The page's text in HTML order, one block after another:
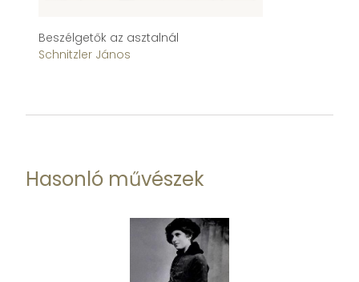
Beszélgetők az asztalnál
Schnitzler János
Hasonló művészek